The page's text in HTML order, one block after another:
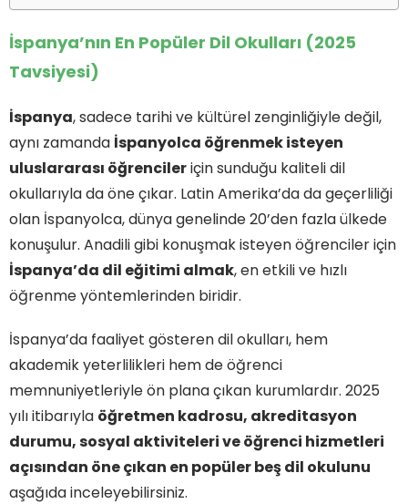
İspanya’nın En Popüler Dil Okulları (2025
Tavsiyesi)
İspanya, sadece tarihi ve kültürel zenginliğiyle değil,
aynı zamanda İspanyolca öğrenmek isteyen
uluslararası öğrencileriçin sunduğu kaliteli dil
okullarıyla da öne çıkar. Latin Amerika’da da geçerliliği
olan İspanyolca, dünya genelinde 20’den fazla ülkede
konuşulur. Anadili gibi konuşmak isteyen öğrenciler için
İspanya’da dil eğitimi almak, en etkili ve hızlı
öğrenme yöntemlerinden biridir.
İspanya’da faaliyet gösteren dil okulları, hem
akademik yeterlilikleri hem de öğrenci
memnuniyetleriyle ön plana çıkan kurumlardır. 2025
yılı itibarıyla öğretmen kadrosu, akreditasyon
durumu, sosyal aktiviteleri ve öğrenci hizmetleri
açısından öne çıkan en popüler beş dil okulunu
aşağıda inceleyebilirsiniz.